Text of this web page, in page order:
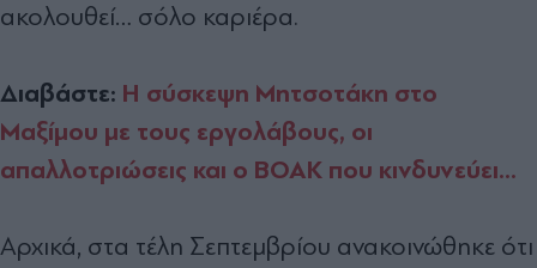
ακολουθεί… σόλο καριέρα.
Διαβάστε: Η σύσκεψη Μητσοτάκη στο
Μαξίμου με τους εργολάβους, οι
απαλλοτριώσεις και ο ΒΟΑΚ που κινδυνεύει...
Αρχικά, στα τέλη Σεπτεμβρίου ανακοινώθηκε ότι